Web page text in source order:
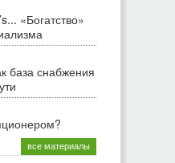
«Богатство»
база снабжения
все материалы